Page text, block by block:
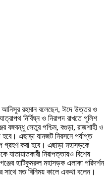
আনিসুর রহমান বলেছেন, ঈদে উত্তর ও
নির্বিঘ্ন ও নিরাপদ রাখতে পুলিশ
বঙ্গবন্ধু সেতুর পশ্চিম, বগুড়া, রাজশাহী ও
এছাড়া যানজট নিরসনে পর্যাপ্ত
গ্রহণ করা হবে। এছাড়া মহাসড়কে
যাতায়াতকারী নিরাপত্তায়ও বিশেষ
হাটিকুমরুল মহাসড়ক এলাকা পরিদর্শন
সাথে মত বিনিময় কালে একথা বলেন।